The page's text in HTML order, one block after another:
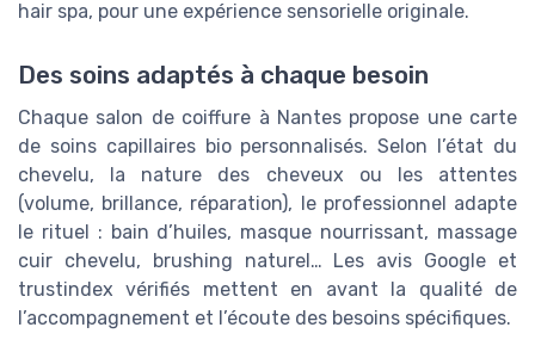
hair spa, pour une expérience sensorielle originale.
Des soins adaptés à chaque besoin
Chaque salon de coiffure à Nantes propose une carte
de soins capillaires bio personnalisés. Selon l’état du
chevelu, la nature des cheveux ou les attentes
(volume, brillance, réparation), le professionnel adapte
le rituel : bain d’huiles, masque nourrissant, massage
cuir chevelu, brushing naturel… Les avis Google et
trustindex vérifiés mettent en avant la qualité de
l’accompagnement et l’écoute des besoins spécifiques.